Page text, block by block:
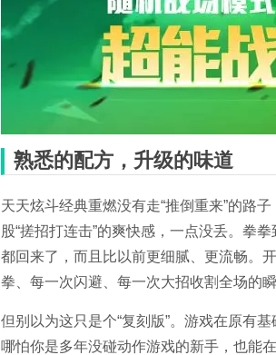
熟悉的配方，升级的味道
天天炫斗经典重燃没有走“推倒重来”的路
股“搓招打连击”的爽快感，一点没丢。拳
都回来了，而且比以前更细腻、更流畅。
拳、每一次闪避、每一次大招收割全场的瞬
但别以为这只是个“复刻版”。游戏在原有
哪怕你是多年没碰动作游戏的新手，也能